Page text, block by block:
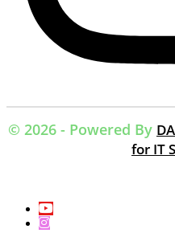
© 2026 - Powered By
for IT